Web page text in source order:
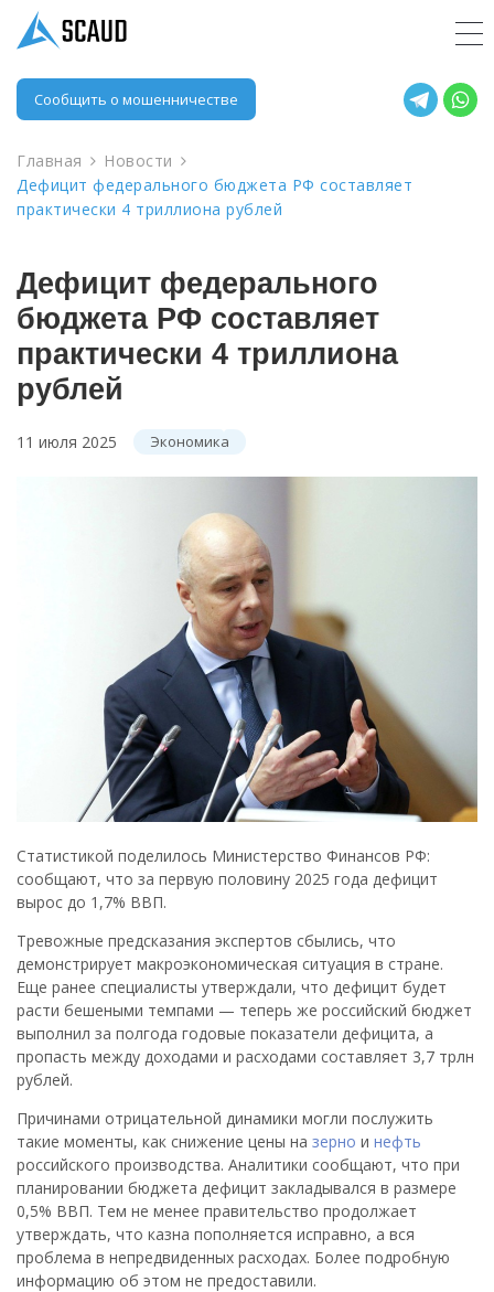
Сообщить о мошенничестве
Главная
Новости
Дефицит федерального бюджета РФ составляет
практически 4 триллиона рублей
Дефицит федерального
бюджета РФ составляет
практически 4 триллиона
рублей
11 июля 2025 Экономика
Статистикой поделилось Министерство Финансов РФ:
сообщают, что за первую половину 2025 года дефицит
вырос до 1,7% ВВП.
Тревожные предсказания экспертов сбылись, что
демонстрирует макроэкономическая ситуация в стране.
Еще ранее специалисты утверждали, что дефицит будет
расти бешеными темпами — теперь же российский бюджет
выполнил за полгода годовые показатели дефицита, а
пропасть между доходами и расходами составляет 3,7 трлн
рублей.
Причинами отрицательной динамики могли послужить
такие моменты, как снижение цены на зерно и нефть
российского производства. Аналитики сообщают, что при
планировании бюджета дефицит закладывался в размере
0,5% ВВП. Тем не менее правительство продолжает
утверждать, что казна пополняется исправно, а вся
проблема в непредвиденных расходах. Более подробную
информацию об этом не предоставили.